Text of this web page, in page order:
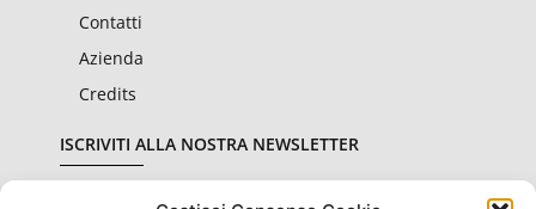
Contatti
Azienda
Credits
ISCRIVITI ALLA NOSTRA NEWSLETTER